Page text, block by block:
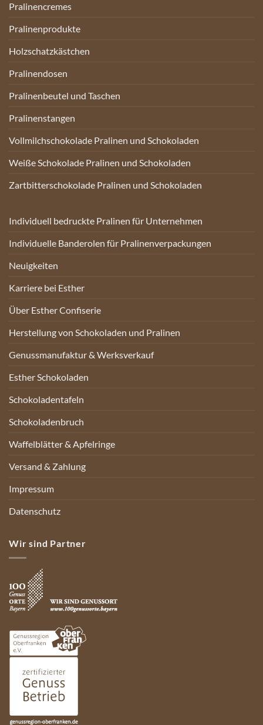
Pralinencremes
Pralinenprodukte
Holzschatzkästchen
Pralinendosen
Pralinenbeutel und Taschen
Pralinenstangen
Vollmilchschokolade Pralinen und Schokoladen
Weiße Schokolade Pralinen und Schokoladen
Zartbitterschokolade Pralinen und Schokoladen
Individuell bedruckte Pralinen für Unternehmen
Individuelle Banderolen für Pralinenverpackungen
Neuigkeiten
Karriere bei Esther
Über Esther Confiserie
Herstellung von Schokoladen und Pralinen
Genussmanufaktur & Werksverkauf
Esther Schokoladen
Schokoladentafeln
Schokoladenbruch
Waffelblätter & Apfelringe
Versand & Zahlung
Impressum
Datenschutz
Wir sind Partner